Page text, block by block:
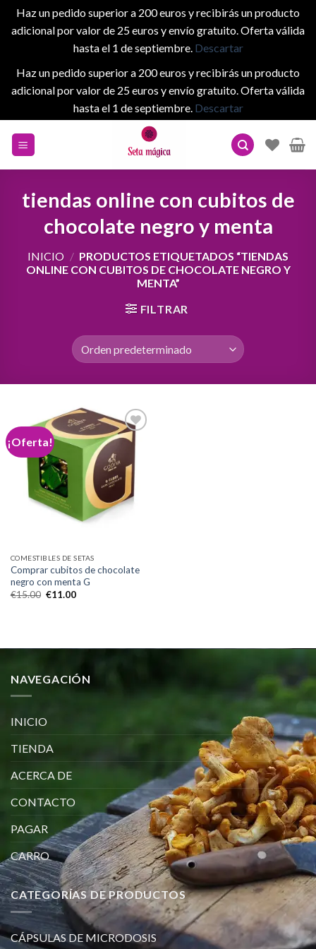
Haz un pedido superior a 200 euros y recibirás un producto
adicional por valor de 25 euros y envío gratuito. Oferta válida
hasta el 1 de septiembre. Descartar
Haz un pedido superior a 200 euros y recibirás un producto
adicional por valor de 25 euros y envío gratuito. Oferta válida
hasta el 1 de septiembre. Descartar
tiendas online con cubitos de
chocolate negro y menta
INICIO / PRODUCTOS ETIQUETADOS “TIENDAS
ONLINE CON CUBITOS DE CHOCOLATE NEGRO Y
MENTA”
FILTRAR
¡Oferta!
Add to
wishlist
COMESTIBLES DE SETAS
Comprar cubitos de chocolate
negro con menta G
€15.00 El
€11.00El
NAVEGACIÓN
INICIO
TIENDA
ACERCA DE
CONTACTO
PAGAR
CARRO
CATEGORÍAS DE PRODUCTOS
CÁPSULAS DE MICRODOSIS